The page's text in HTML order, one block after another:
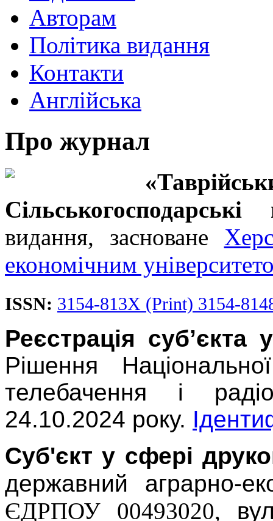
Авторам
Політика видання
Контакти
Англійська
Про журнал
Сільськогосподарські
видання, засноване
економічним
ISSN: 3154-813X (Print) 3154-
Реєстрація
Рішення
телебачення і
24.10.2024 року.
Суб'єкт у сфері
державний аграрно-
ЄДРПОУ 00493020,